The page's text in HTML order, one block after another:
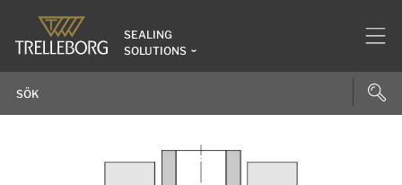
SEALING
SOLUTIONS